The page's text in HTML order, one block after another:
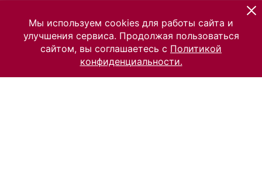
Мы используем cookies для работы сайта и
улучшения сервиса. Продолжая пользоваться
сайтом, вы соглашаетесь с Политикой
конфиденциальности.